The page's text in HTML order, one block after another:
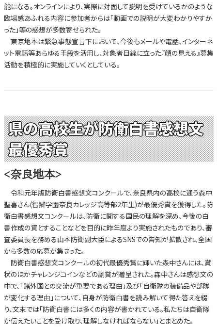
能になる。オンラインにより、実際に対面して説明を受けているかのような
臨場感あふれる内容に参加者からは「動画での説明が大変わかりやすか
った」等の感想が多数寄せられた。
東京地本は緊急事態宣言下において、今後もメールや電話、インターネ
ット電話等あらゆる手段を活用し、対象者目線に立った『顔の見える』募集
活動を積極的に実施していくとしている。
県の高校生が防衛白書感想文
最優秀賞
<奈良地本>
令和元年版防衛白書感想文コンクールで、奈良県内の高校に通う森中
聖喜さん(智辯学園奈良カレッジ高等部2年生)が最優秀賞を獲得した。防
衛白書感想文コンクールは、防衛に関する国民の理解を深め、今後の白
書作成の資とすることなどを目的に昨年度より実施されたものであり、審
査委員長を務める山本防衛副大臣によるSNSでの告知が拡散され、全国
から多数の応募が集まった。
防衛白書感想文コンクールの初代最優秀賞に輝いた森中さんには、賞
状のほかチャレンジコインなどの副賞が贈呈された。森中さんは感想文の
中で、「諸外国との交流が重要である理由」及び「自衛隊の装備品や部隊
が変化する理由」について、自身が防衛白書を読み解いて得た答えを綴
り、文末では「防衛白書には多くの内容が書かれている。私たちは自衛隊
が伝えたいことを受け取り、理解しなければならない」とまとめた。